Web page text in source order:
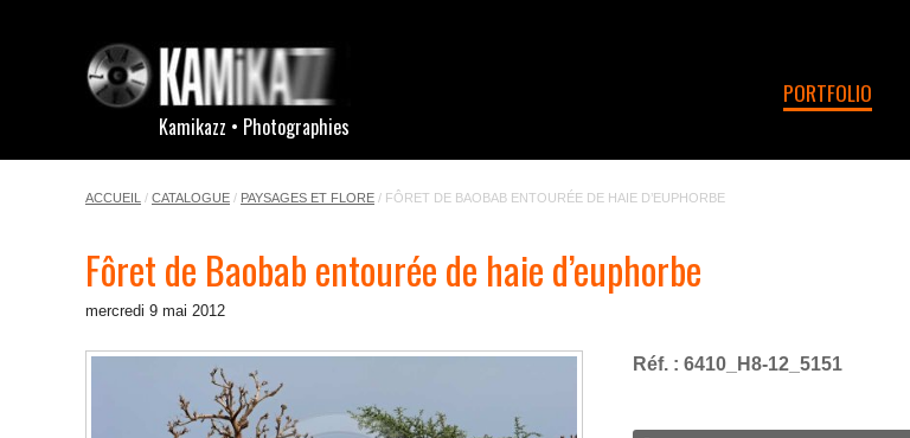
Kamikazz • Photographies
PORTFOLIO
ACCUEIL / CATALOGUE / PAYSAGES ET FLORE / FÔRET DE BAOBAB ENTOURÉE DE HAIE D’EUPHORBE
Fôret de Baobab entourée de haie d’euphorbe
mercredi 9 mai 2012
Réf. : 6410_H8-12_5151